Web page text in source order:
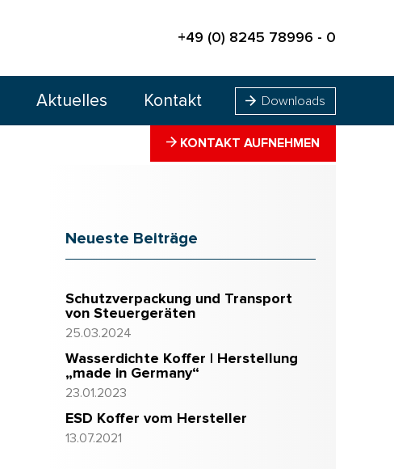
+49 (0) 8245 78996 - 0
Downloads
Aktuelles Kontakt
KONTAKT AUFNEHMEN
Neueste Beiträge
Schutzverpackung und Transport
von Steuergeräten
25.03.2024
Wasserdichte Koffer | Herstellung
„made in Germany“
23.01.2023
ESD Koffer vom Hersteller
13.07.2021